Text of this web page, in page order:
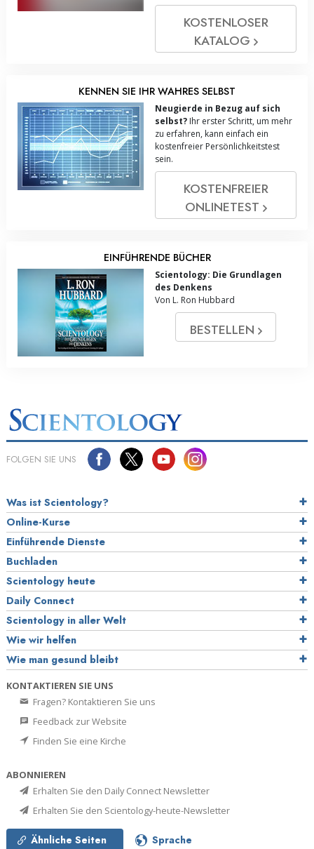
KOSTENLOSER
KATALOG
KENNEN SIE IHR WAHRES SELBST
Neugierde in Bezug auf sich
selbst? Ihr erster Schritt, um mehr
zu erfahren, kann einfach ein
kostenfreier Persönlichkeitstest
sein.
KOSTENFREIER
ONLINE­TEST
EINFÜHRENDE BÜCHER
Scientology: Die Grundlagen
des Denkens
Von L. Ron Hubbard
BESTELLEN
FOLGEN SIE UNS
Was ist Scientology?
Online-Kurse
Einführende Dienste
Buchladen
Scientology heute
Daily Connect
Scientology in aller Welt
Wie wir helfen
Wie man gesund bleibt
KONTAKTIEREN SIE UNS
Fragen? Kontaktieren Sie uns
Feedback zur Website
Finden Sie eine Kirche
ABONNIEREN
Erhalten Sie den Daily Connect Newsletter
Erhalten Sie den Scientology-heute-Newsletter
Ähnliche Seiten Sprache